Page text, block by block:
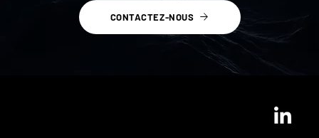
CONTACTEZ-NOUS